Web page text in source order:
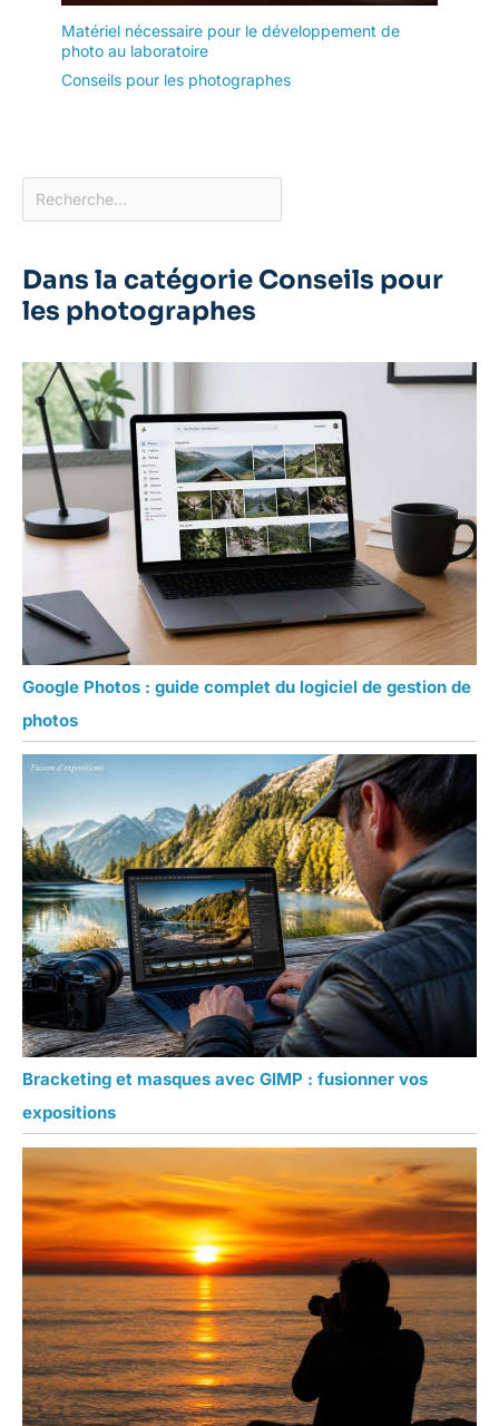
Matériel nécessaire pour le développement de
photo au laboratoire
Conseils pour les photographes
Dans la catégorie Conseils pour
les photographes
Google Photos : guide complet du logiciel de gestion de
photos
Bracketing et masques avec GIMP : fusionner vos
expositions